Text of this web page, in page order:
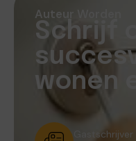
Auteur Worden
Schrijf
wonen